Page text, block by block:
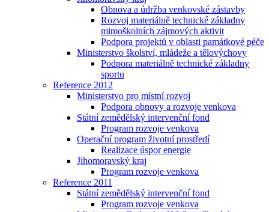
Obnova a údržba venkovské zástavby
Rozvoj materiálně technické základny
mimoškolních zájmových aktivit
Podpora projektů v oblasti památkové péče
Ministerstvo školství, mládeže a tělovýchovy
Podpora materiálně technické základny
sportu
Reference 2012
Ministerstvo pro místní rozvoj
Podpora obnovy a rozvoje venkova
Státní zemědělský intervenční fond
Program rozvoje venkova
Operační program životní prostředí
Realizace úspor energie
Jihomoravský kraj
Program rozvoje venkova
Reference 2011
Státní zemědělský intervenční fond
Program rozvoje venkova